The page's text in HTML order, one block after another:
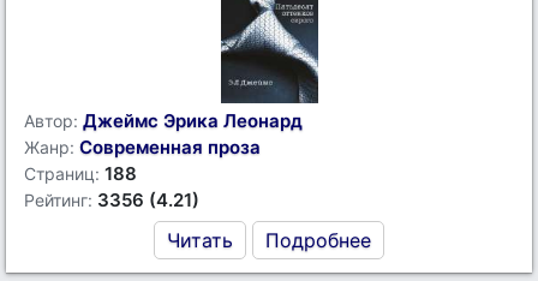
Автор: Джеймс Эрика Леонард
Жанр: Современная проза
Страниц: 188
Рейтинг: 3356 (4.21)
Читать Подробнее